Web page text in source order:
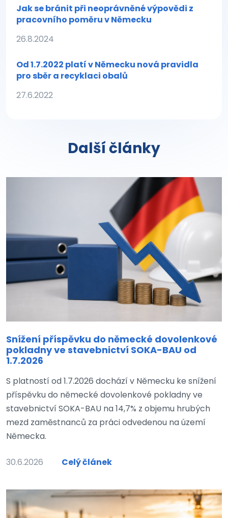
Jak se bránit při neoprávněné výpovědi z
pracovního poměru v Německu
26.8.2024
Od 1.7.2022 platí v Německu nová pravidla
pro sběr a recyklaci obalů
27.6.2022
Další články
Snížení příspěvku do německé dovolenkové
pokladny ve stavebnictví SOKA-BAU od
1.7.2026
S platností od 1.7.2026 dochází v Německu ke snížení
příspěvku do německé dovolenkové pokladny ve
stavebnictví SOKA-BAU na 14,7% z objemu hrubých
mezd zaměstnanců za práci odvedenou na území
Německa.
30.6.2026 Celý článek